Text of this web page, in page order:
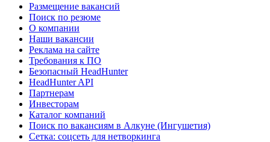
Размещение вакансий
Поиск по резюме
О компании
Наши вакансии
Реклама на сайте
Требования к ПО
Безопасный HeadHunter
HeadHunter API
Партнерам
Инвесторам
Каталог компаний
Поиск по вакансиям в Алкуне (Ингушетия)
Сетка: соцсеть для нетворкинга